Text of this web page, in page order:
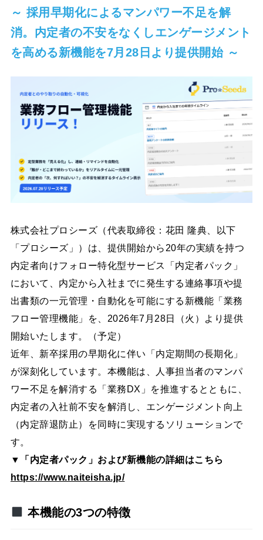
～ 採用早期化によるマンパワー不足を解
消。内定者の不安をなくしエンゲージメント
を高める新機能を7月28日より提供開始 ～
株式会社プロシーズ（代表取締役：花田 隆典、以下
「プロシーズ」）は、提供開始から20年の実績を持つ
内定者向けフォロー特化型サービス「内定者パック」
において、内定から入社までに発生する連絡事項や提
出書類の一元管理・自動化を可能にする新機能「業務
フロー管理機能」を、2026年7月28日（火）より提供
開始いたします。（予定）
近年、新卒採用の早期化に伴い「内定期間の長期化」
が深刻化しています。本機能は、人事担当者のマンパ
ワー不足を解消する「業務DX」を推進するとともに、
内定者の入社前不安を解消し、エンゲージメント向上
（内定辞退防止）を同時に実現するソリューションで
す。
▼「内定者パック」および新機能の詳細はこちら
https://www.naiteisha.jp/
本機能の3つの特徴